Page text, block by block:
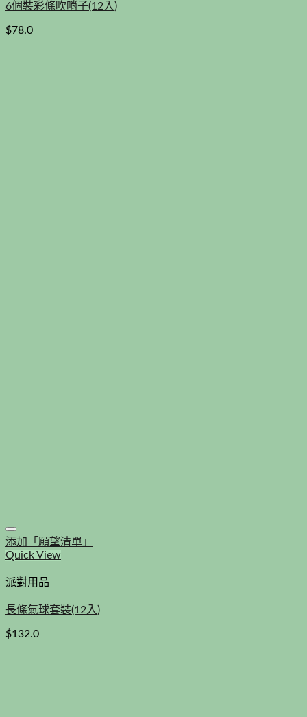
6個裝彩條吹哨子(12入)
$78.0
添加「願望清單」
Quick View
派對用品
長條氣球套裝(12入)
$132.0